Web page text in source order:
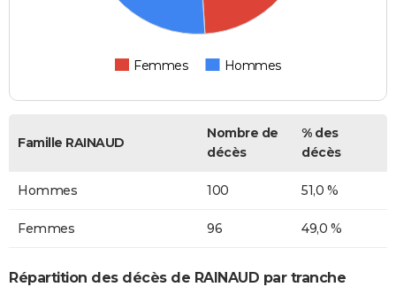
Femmes Hommes
Famille RAINAUD
Nombre de
décès
% des
décès
Hommes 100 51,0 %
Femmes 96 49,0 %
Répartition des décès de RAINAUD par tranche